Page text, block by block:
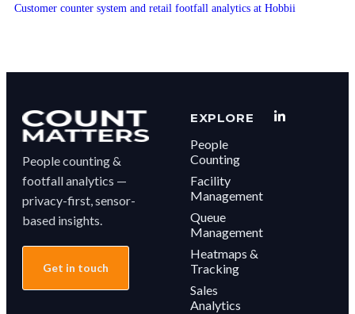
Customer counter system and retail footfall analytics at Hobbii
People counting &
footfall analytics —
privacy-first, sensor-
based insights.
Get in touch
EXPLORE
People
Counting
Facility
Management
Queue
Management
Heatmaps &
Tracking
Sales
Analytics